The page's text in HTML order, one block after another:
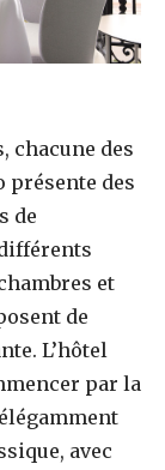
chacune des
présente des
de
et
de
L’hôtel
par la
avec